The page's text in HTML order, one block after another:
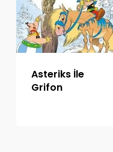
Asteriks İle
Grifon